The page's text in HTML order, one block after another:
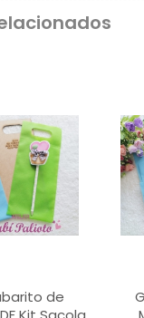
de